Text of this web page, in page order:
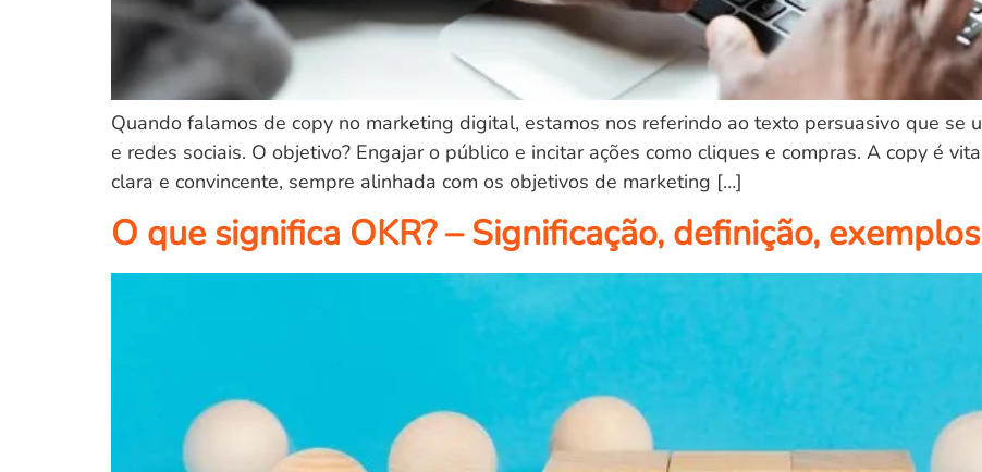
Quando falamos de copy no marketing digital, estamos nos referindo ao texto persuasivo que se
e redes sociais. O objetivo? Engajar o público e incitar ações como cliques e compras. A copy é
clara e convincente, sempre alinhada com os objetivos de marketing […]
O que significa OKR? – Significação, definição,